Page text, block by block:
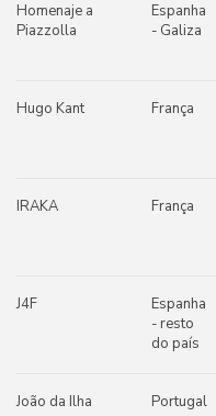
Homenaje a
Piazzolla
Espanha
- Galiza
Hugo Kant França
IRAKA França
J4F
Espanha
- resto
do país
João da Ilha Portugal